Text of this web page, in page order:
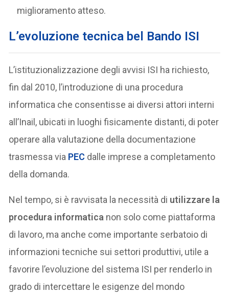
miglioramento atteso.
L’evoluzione tecnica bel Bando ISI
L’istituzionalizzazione degli avvisi ISI ha richiesto,
fin dal 2010, l’introduzione di una procedura
informatica che consentisse ai diversi attori interni
all’Inail, ubicati in luoghi fisicamente distanti, di poter
operare alla valutazione della documentazione
trasmessa via PEC dalle imprese a completamento
della domanda.
Nel tempo, si è ravvisata la necessità di utilizzare la
procedura informatica non solo come piattaforma
di lavoro, ma anche come importante serbatoio di
informazioni tecniche sui settori produttivi, utile a
favorire l’evoluzione del sistema ISI per renderlo in
grado di intercettare le esigenze del mondo